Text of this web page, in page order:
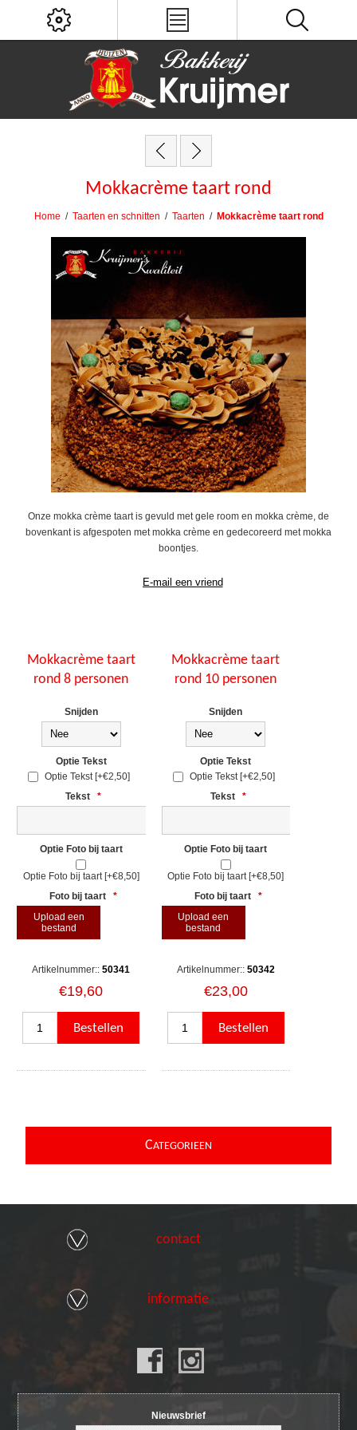
Mokkacrème taart rond
Home / Taarten en schnitten / Taarten / Mokkacrème taart rond
Onze mokka crème taart is gevuld met gele room en mokka crème, de
bovenkant is afgespoten met mokka crème en gedecoreerd met mokka
boontjes.
Mokkacrème taart
rond 8 personen
Snijden
Optie Tekst
Optie Tekst [+€2,50]
Tekst
*
Optie Foto bij taart
Optie Foto bij taart [+€8,50]
Foto bij taart
*
Upload een
bestand
Artikelnummer:: 50341
€19,60
Mokkacrème taart
rond 10 personen
Snijden
Optie Tekst
Optie Tekst [+€2,50]
Tekst
*
Optie Foto bij taart
Optie Foto bij taart [+€8,50]
Foto bij taart
*
Upload een
bestand
Artikelnummer:: 50342
€23,00
CATEGORIEEN
contact
informatie
Nieuwsbrief